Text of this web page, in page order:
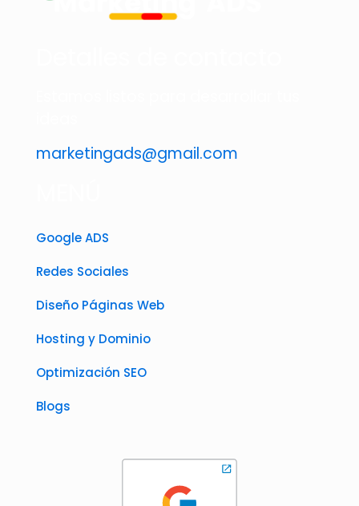
marketingads@gmail.com
Google ADS
Redes Sociales
Diseño Páginas Web
Hosting y Dominio
Optimización SEO
Blogs